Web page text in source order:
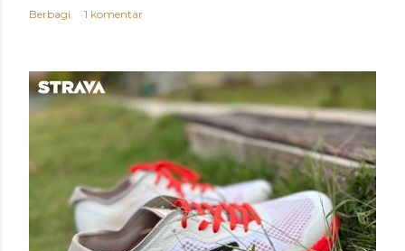
Berbagi 1 komentar